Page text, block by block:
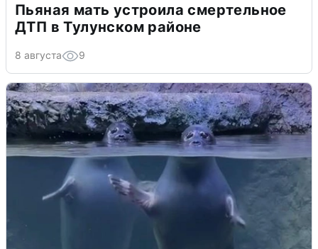
Пьяная мать устроила смертельное
ДТП в Тулунском районе
8 августа 9